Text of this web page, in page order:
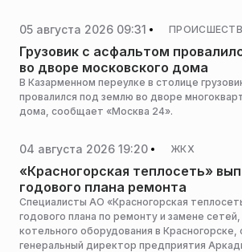
05 августа 2026 09:31
Грузовик с асфальтом
во дворе московского дома
В Казарменном переулке в столице
провалился под землю во дворе
дома, сообщает «Москва 24».
04 августа 2026 19:20 ЖКХ
«Красногорская теплосеть»
годового плана ремонта
Специалисты АО «Красногорская
годового плана по ремонту и замене
котельного оборудования в Красногорске,
генеральный директор предприятия